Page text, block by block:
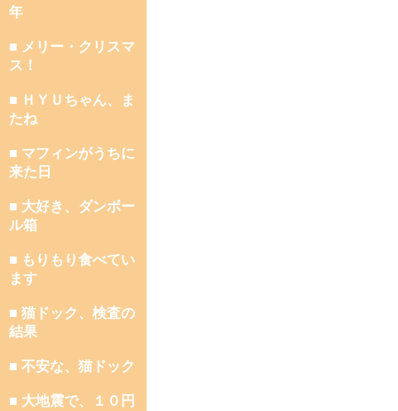
年
■ メリー・クリスマ
ス！
■ ＨＹＵちゃん、ま
たね
■ マフィンがうちに
来た日
■ 大好き、ダンボー
ル箱
■ もりもり食べてい
ます
■ 猫ドック、検査の
結果
■ 不安な、猫ドック
■ 大地震で、１０円